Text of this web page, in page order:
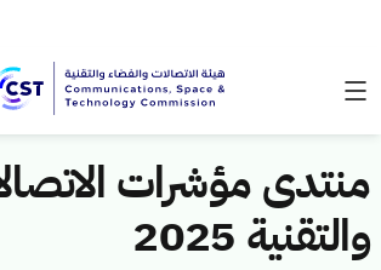
​​منتدى مؤشرات
والتقنية 2025